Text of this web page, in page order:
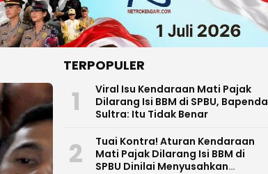
TERPOPULER
1
Viral Isu Kendaraan Mati Pajak
Dilarang Isi BBM di SPBU, Bapenda
Sultra: Itu Tidak Benar
2
Tuai Kontra! Aturan Kendaraan
Mati Pajak Dilarang Isi BBM di
SPBU Dinilai Menyusahkan